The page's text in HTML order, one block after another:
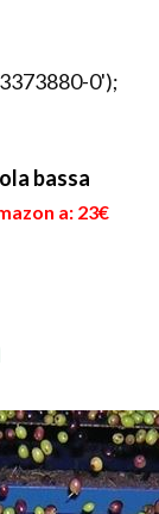
0');
bassa
a: 23€